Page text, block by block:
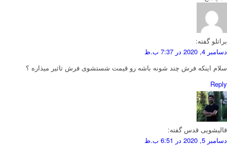
براتلو گفته:
دسامبر 4, 2020 در 7:37 ب.ظ
سلام اینکه فرش چند شونه باشه رو قیمت شستشوی فرش تاثیر میذاره ؟
Reply
قالیشویی قدس گفته:
دسامبر 5, 2020 در 6:51 ب.ظ